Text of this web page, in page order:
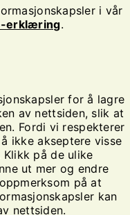
i vår
erklæring.
for å lagre
av nettsiden, slik at
Fordi vi respekterer
ikke akseptere visse
på de ulike
ut mer og endre
på at
kan
nettsiden.